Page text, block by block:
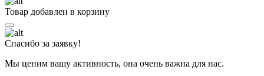
Товар добавлен в корзину
Спасибо за заявку!
Мы ценим вашу активность, она очень важна для нас.